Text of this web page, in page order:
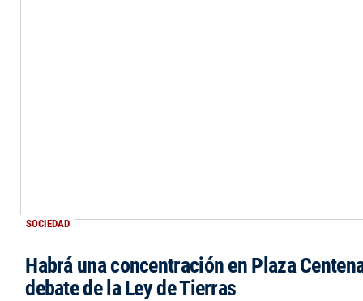
SOCIEDAD
Habrá una concentración en Plaza
debate de la Ley de Tierras